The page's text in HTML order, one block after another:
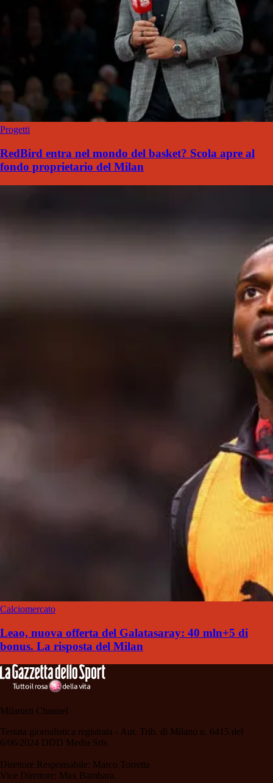
Progetti
RedBird entra nel mondo del basket? Scola apre al
fondo proprietario del Milan
Calciomercato
Leao, nuova offerta del Galatasaray: 40 mln+5 di
bonus. La risposta del Milan
Milanisti Channel
Testata giornalistica registrata - Aut. Trib. di Milano n. 6415 del
6/06/2024 DDD Media Srls
Direttore Responsabile: Marco Torretta
Vice Direttore: Max Bambara.